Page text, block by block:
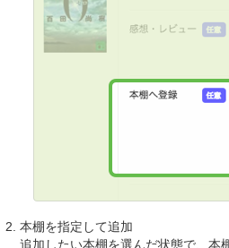
本棚を指定して追加
追加したい本棚を選んだ状態で、本